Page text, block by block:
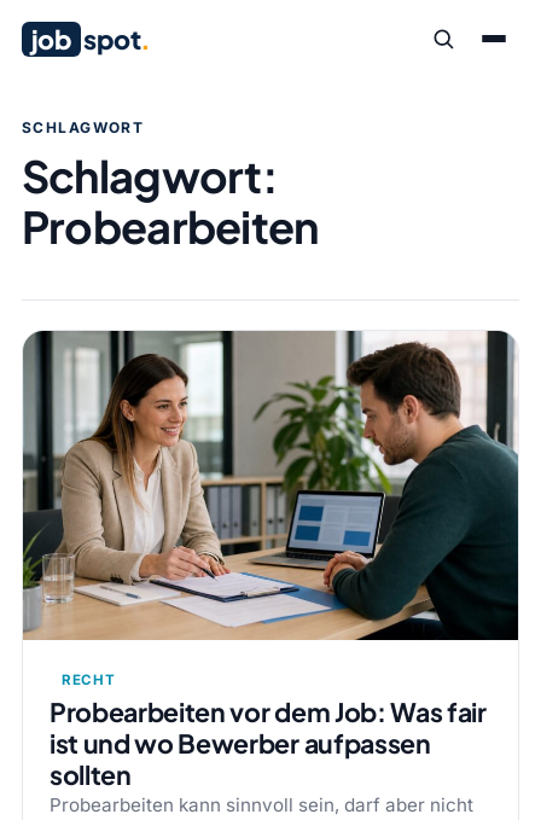
job spot.
SCHLAGWORT
Schlagwort:
Probearbeiten
RECHT
Probearbeiten vor dem Job: Was fair
ist und wo Bewerber aufpassen
sollten
Probearbeiten kann sinnvoll sein, darf aber nicht